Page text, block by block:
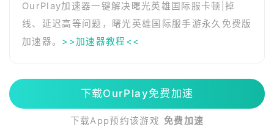
OurPlay加速器一键解决曙光英雄国际服卡顿|掉
线、延迟高等问题，曙光英雄国际服手游永久免费版
加速器。 >>加速器教程<<
下载OurPlay免费加速
下载App预约该游戏 免费加速